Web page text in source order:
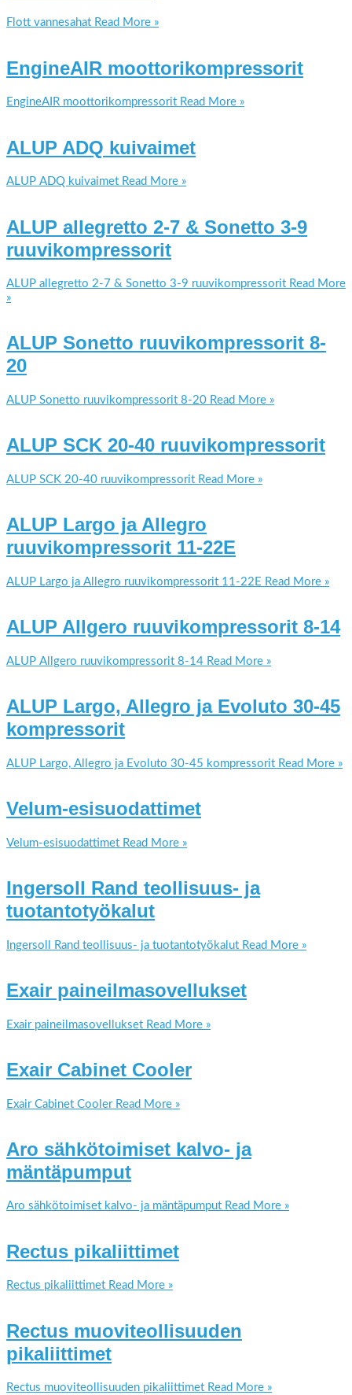
Flott vannesahat Read More »
EngineAIR moottorikompressorit
EngineAIR moottorikompressorit Read More »
ALUP ADQ kuivaimet
ALUP ADQ kuivaimet Read More »
ALUP allegretto 2-7 & Sonetto 3-9
ruuvikompressorit
ALUP allegretto 2-7 & Sonetto 3-9 ruuvikompressorit Read More
»
ALUP Sonetto ruuvikompressorit 8-
20
ALUP Sonetto ruuvikompressorit 8-20 Read More »
ALUP SCK 20-40 ruuvikompressorit
ALUP SCK 20-40 ruuvikompressorit Read More »
ALUP Largo ja Allegro
ruuvikompressorit 11-22E
ALUP Largo ja Allegro ruuvikompressorit 11-22E Read More »
ALUP Allgero ruuvikompressorit 8-14
ALUP Allgero ruuvikompressorit 8-14 Read More »
ALUP Largo, Allegro ja Evoluto 30-45
kompressorit
ALUP Largo, Allegro ja Evoluto 30-45 kompressorit Read More »
Velum-esisuodattimet
Velum-esisuodattimet Read More »
Ingersoll Rand teollisuus- ja
tuotantotyökalut
Ingersoll Rand teollisuus- ja tuotantotyökalut Read More »
Exair paineilmasovellukset
Exair paineilmasovellukset Read More »
Exair Cabinet Cooler
Exair Cabinet CoolerRead More »
Aro sähkötoimiset kalvo- ja
mäntäpumput
Aro sähkötoimiset kalvo- ja mäntäpumput Read More »
Rectus pikaliittimet
Rectus pikaliittimet Read More »
Rectus muoviteollisuuden
pikaliittimet
Rectus muoviteollisuuden pikaliittimet Read More »